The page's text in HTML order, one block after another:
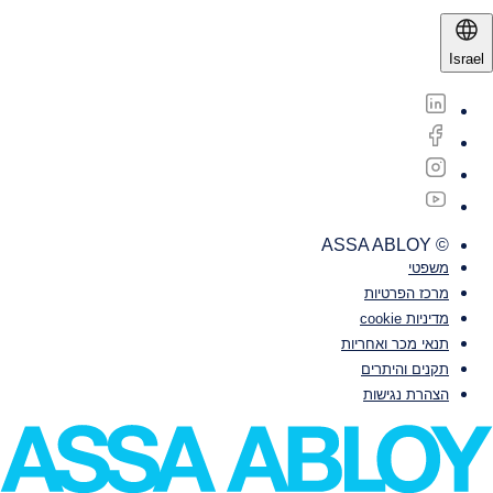
Israel
© ASSA ABLOY
משפטי‎‎
מרכז הפרטיות
מדיניות cookie
תנאי מכר ואחריות
תקנים והיתרים
הצהרת נגישות